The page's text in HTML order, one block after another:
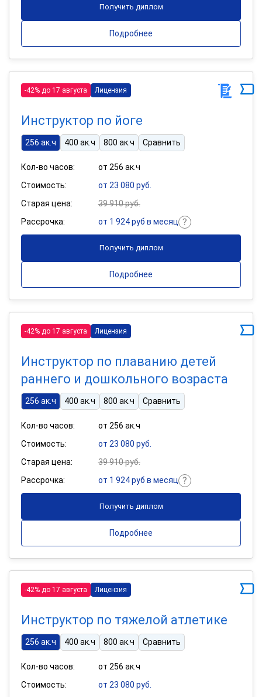
Получить диплом
Подробнее
-42% до 17 августа Лицензия
Инструктор по йоге
256 ак.ч 400 ак.ч 800 ак.ч Сравнить
Кол-во часов:
от 256 ак.ч
Стоимость:
от 23 080 руб.
Старая цена:
39 910 руб.
Рассрочка:
от 1 924 руб в месяц
Получить диплом
Подробнее
-42% до 17 августа Лицензия
Инструктор по плаванию детей
раннего и дошкольного возраста
256 ак.ч 400 ак.ч 800 ак.ч Сравнить
Кол-во часов:
от 256 ак.ч
Стоимость:
от 23 080 руб.
Старая цена:
39 910 руб.
Рассрочка:
от 1 924 руб в месяц
Получить диплом
Подробнее
-42% до 17 августа Лицензия
Инструктор по тяжелой атлетике
256 ак.ч 400 ак.ч 800 ак.ч Сравнить
Кол-во часов:
от 256 ак.ч
Стоимость:
от 23 080 руб.